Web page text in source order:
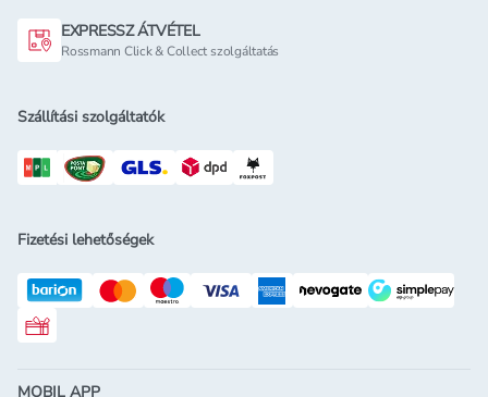
EXPRESSZ ÁTVÉTEL
Rossmann Click & Collect szolgáltatás
Szállítási szolgáltatók
Fizetési lehetőségek
Rossmann ajándékkártya
MOBIL APP